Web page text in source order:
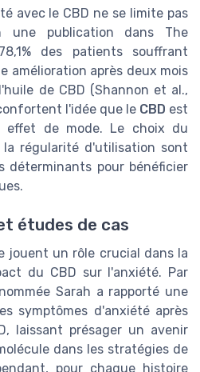
avec le CBD ne se limite pas
une publication dans The
des patients souffrant
amélioration après deux mois
de CBD (Shannon et al.,
l'idée que le CBD est
effet de mode. Le choix du
régularité d'utilisation sont
déterminants pour bénéficier
études de cas
jouent un rôle crucial dans la
du CBD sur l'anxiété. Par
Sarah a rapporté une
symptômes d'anxiété après
laissant présager un avenir
dans les stratégies de
pour chaque histoire